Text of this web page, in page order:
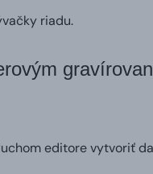
riadu.
editore vytvoriť